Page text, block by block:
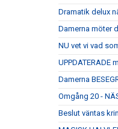
Dramatik delux
Damerna möter
NU vet vi vad
UPPDATERADE
Damerna
Omgång 20 -
Beslut väntas